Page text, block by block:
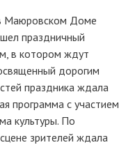
Маюровском Доме
праздничный
в котором ждут
дорогим
праздника ждала
программа с участием
культуры. По
зрителей ждала